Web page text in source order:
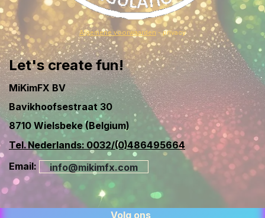
Algemene voorwaarden - privacy
Let's create fun!
MiKimFX BV
Bavikhoofsestraat 30
8710 Wielsbeke (Belgium)
Tel. Nederlands: 0032/(0)486495664
Email:
info@mikimfx.com
Volg ons